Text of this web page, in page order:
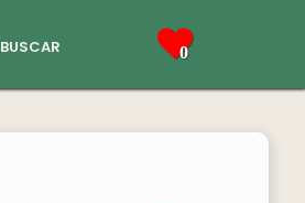
buscar 0